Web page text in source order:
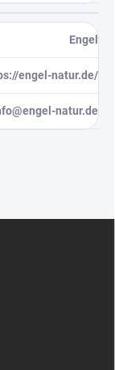
Engel
engel-natur.de/
natur.de